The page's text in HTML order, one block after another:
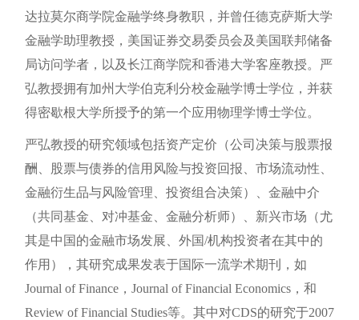
达拉莫尔商学院金融学终身教职，并曾任德克萨斯大学
金融学助理教授，美国证券交易委员会及美国联邦储备
局访问学者，以及长江商学院和香港大学客座教授。严
弘教授拥有加州大学伯克利分校金融学博士学位，并获
得密歇根大学所授予的第一个应用物理学博士学位。
严弘教授的研究领域包括资产定价（公司决策与股票报
酬、股票与债券的信用风险与投资回报、市场流动性、
金融衍生品与风险管理、投资组合决策）、金融中介
（共同基金、对冲基金、金融分析师）、新兴市场（尤
其是中国的金融市场发展、外国/机构投资者在其中的
作用），其研究成果发表于国际一流学术期刊，如
Journal of Finance，Journal of Financial Economics，和
Review of Financial Studies等。其中对CDS的研究于2007